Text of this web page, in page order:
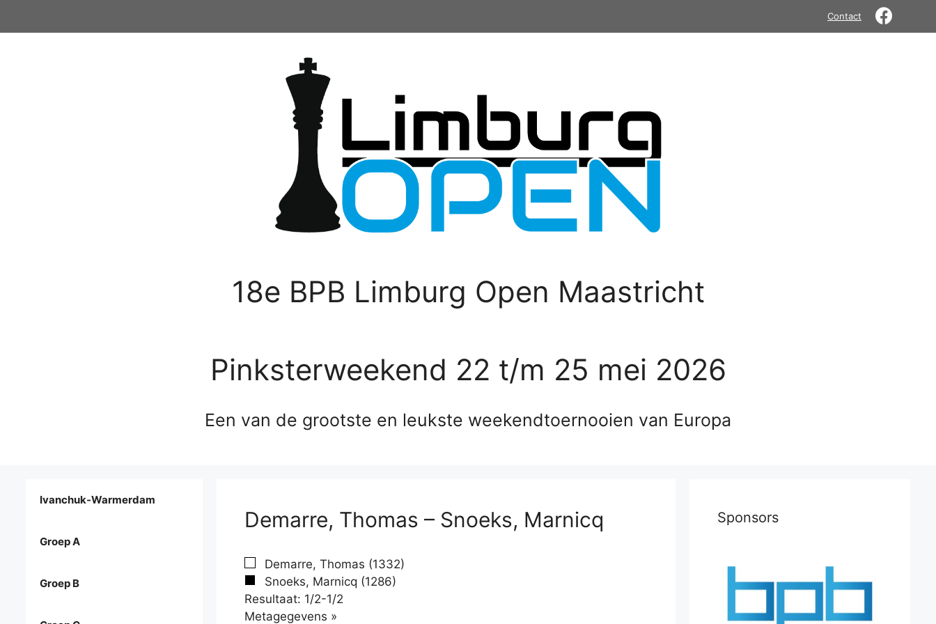
Contact
18e BPB Limburg Open Maastricht
Pinksterweekend 22 t/m 25 mei 2026
Een van de grootste en leukste weekendtoernooien van Europa
Demarre, Thomas – Snoeks, Marnicq
Demarre, Thomas (1332)
Snoeks, Marnicq (1286)
Resultaat: 1/2-1/2
Metagegevens »
Ivanchuk-Warmerdam
Groep A
Groep B
Sponsors